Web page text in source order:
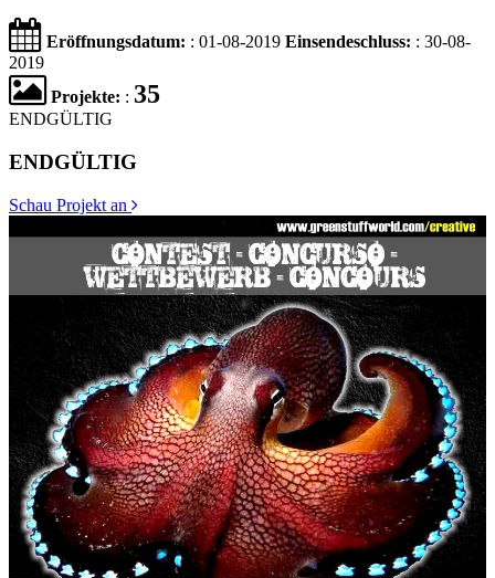
Eröffnungsdatum: : 01-08-2019 Einsendeschluss: : 30-08-
2019
Projekte: : 35
ENDGÜLTIG
ENDGÜLTIG
Schau Projekt an